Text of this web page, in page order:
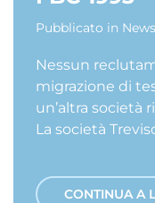
Pubblicato in News
Nessun
migrazione di
un’altra società
La società
CONTINUA A